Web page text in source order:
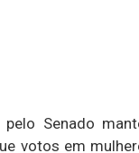
Senado
votos em